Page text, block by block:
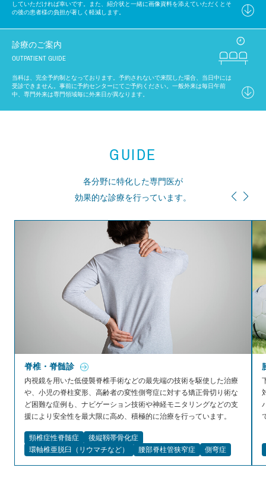
していただければ幸いです。また、紹介状と一緒に画像資料を添えていただくとそ
の後の患者様の負担が著しく軽減します。
診療のご案内
OUTPATIENT GUIDE
当科は、完全予約制となっております。予約されないで来院した場合、当日中には
受診できません。事前に予約センターにてご予約ください。一般外来は毎日午前
中、専門外来は専門領域毎に外来日が異なります。
GUIDE
各分野に特化した専門医が
効果的な診療を行っています。
脊椎・脊髄診
内視鏡を用いた低侵襲脊椎手術などの最先端の技術を駆使した治療
や、小児の脊柱変形、高齢者の変性側弯症に対する矯正骨切り術な
ど困難な症例も、ナビゲーション技術や神経モニタリングなどの支
援により安全性を最大限に高め、積極的に治療を行っています。
頸椎症性脊髄症
後縦靱帯骨化症
環軸椎亜脱臼（リウマチなど）
腰部脊柱管狭窄症 側弯症